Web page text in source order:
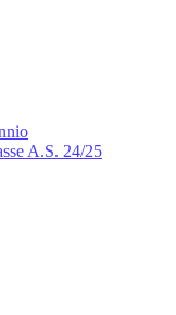
A.S. 24/25